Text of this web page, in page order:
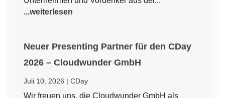
...weiterlesen
Neuer Presenting Partner für den CDay
2026 – Cloudwunder GmbH
Juli 10, 2026 |CDay
Wir freuen uns, die Cloudwunder GmbH als